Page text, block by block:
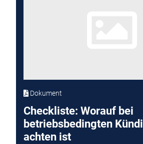
Dokument
Checkliste: Worauf bei
betriebsbedingten
achten ist